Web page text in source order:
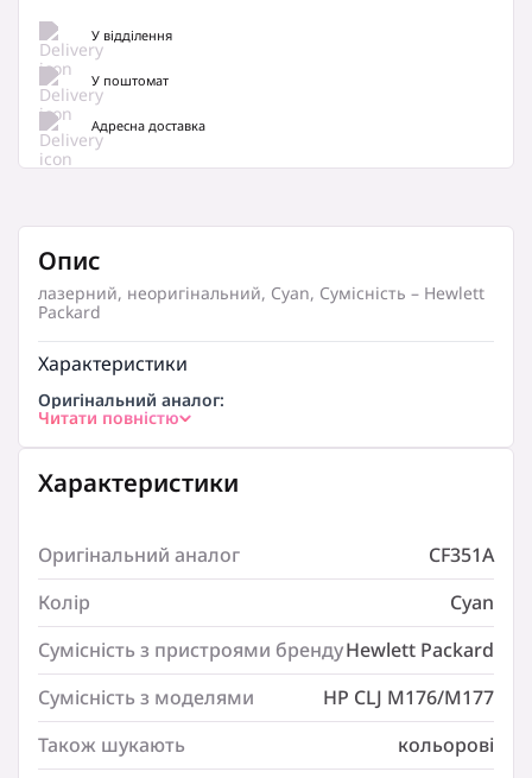
У відділення
У поштомат
Адресна доставка
Опис
лазерний, неоригінальний, Cyan, Сумісність – Hewlett
Packard
Характеристики
Оригінальний аналог:
CF351A
Колір:
Cyan
Сумісність з моделями:
HP CLJ M176/M177
Тип друку:
лазерний
Вид:
неоригінальний
Читати повністю
Характеристики
Оригінальний аналог
CF351A
Колір
Cyan
Сумісність з пристроями брендуHewlett Packard
Сумісність з моделями
HP CLJ M176/M177
Також шукають
кольорові